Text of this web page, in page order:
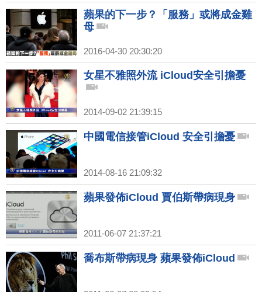
蘋果的下一步？「服務」或將成金雞
母
2016-04-30 20:30:20
女星不雅照外流 iCloud安全引擔憂
2014-09-02 21:39:15
中國電信接管iCloud 安全引擔憂
2014-08-16 21:09:32
蘋果發佈iCloud 賈伯斯帶病現身
2011-06-07 21:37:21
喬布斯帶病現身 蘋果發佈iCloud